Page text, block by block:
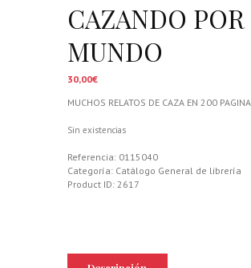
CAZANDO
MUNDO
30,00€
MUCHOS RELATOS DE CAZA EN 200
Sin existencias
Referencia: 0115040
Categoría: Catálogo General de librería
Product ID: 2617